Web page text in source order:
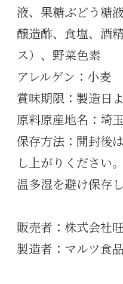
液、果糖ぶどう糖
醸造酢、食塩、酒
ス）、野菜色素
アレルゲン：小麦
賞味期限：製造日
原料原産地名：埼
保存方法：開封後
し上がりください
温多湿を避け保存
販売者：株式会社
製造者：マルツ食